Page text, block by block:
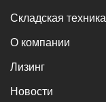
Складская техника
О компании
Лизинг
Новости